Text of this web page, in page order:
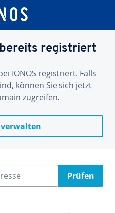
registriert
IONOS registriert. Falls
können Sie sich jetzt
zugreifen.
Prüfen